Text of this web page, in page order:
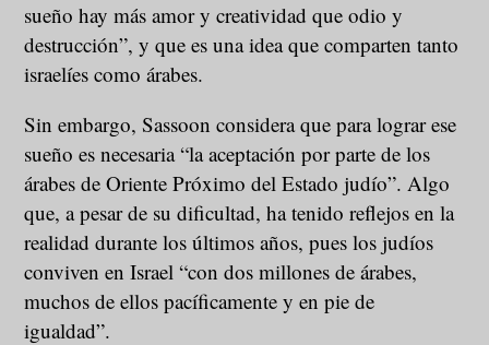
sueño hay más amor y creatividad que odio y
destrucción”, y que es una idea que comparten tanto
israelíes como árabes.
Sin embargo, Sassoon considera que para lograr ese
sueño es necesaria “la aceptación por parte de los
árabes de Oriente Próximo del Estado judío”. Algo
que, a pesar de su dificultad, ha tenido reflejos en la
realidad durante los últimos años, pues los judíos
conviven en Israel “con dos millones de árabes,
muchos de ellos pacíficamente y en pie de
igualdad”.